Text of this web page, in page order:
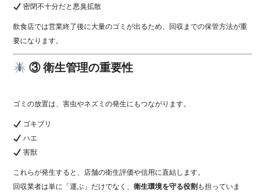
密閉不十分だと悪臭拡散
飲食店では営業終了後に大量のゴミが出るため、回収までの保管方法が重
要になります。
③ 衛生管理の重要性
ゴミの放置は、害虫やネズミの発生にもつながります。
ゴキブリ
ハエ
害獣
これらが発生すると、店舗の衛生評価や信用に直結します。
回収業者は単に「運ぶ」だけでなく、衛生環境を守る役割 も担っていま